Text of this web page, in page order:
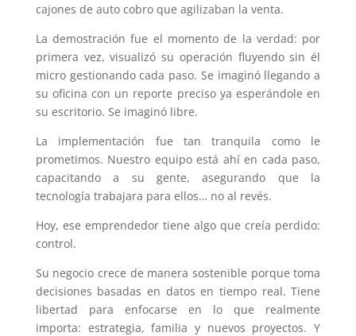
cajones de auto cobro que agilizaban la venta.
La demostración fue el momento de la verdad: por
primera vez, visualizó su operación fluyendo sin él
micro gestionando cada paso. Se imaginó llegando a
su oficina con un reporte preciso ya esperándole en
su escritorio. Se imaginó libre.
La implementación fue tan tranquila como le
prometimos. Nuestro equipo está ahí en cada paso,
capacitando a su gente, asegurando que la
tecnología trabajara para ellos… no al revés.
Hoy, ese emprendedor tiene algo que creía perdido:
control.
Su negocio crece de manera sostenible porque toma
decisiones basadas en datos en tiempo real. Tiene
libertad para enfocarse en lo que realmente
importa: estrategia, familia y nuevos proyectos. Y